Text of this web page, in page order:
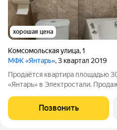
хорошая цена
Комсомольская улица,1
МФК «Янтарь», 3 квартал 2019
Продаётся квартира площадью
«Янтарь» в Электростали.
постройки. Из окон открывается
больничного городка, что
Позвонить